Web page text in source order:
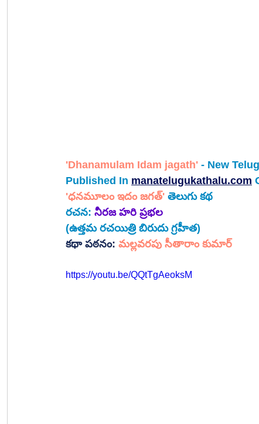
'Dhanamulam Idam jagath' - New
Published In manatelugukathalu.com
'ధనమూలం ఇదం జగత్' తెలుగు కథ
రచన: నీరజ హరి ప్రభల
(ఉత్తమ రచయిత్రి బిరుదు గ్రహీత)
కథా పఠనం: మల్లవరపు సీతారాం కుమార్
https://youtu.be/QQtTgAeoksM